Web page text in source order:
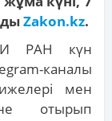
Zakon.kz.
РАН күн
каналы
мен
отырып